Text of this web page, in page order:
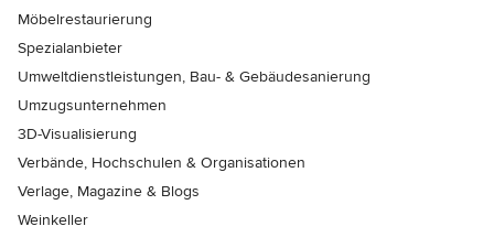
Möbelrestaurierung
Spezialanbieter
Umweltdienstleistungen, Bau- & Gebäudesanierung
Umzugsunternehmen
3D-Visualisierung
Verbände, Hochschulen & Organisationen
Verlage, Magazine & Blogs
Weinkeller